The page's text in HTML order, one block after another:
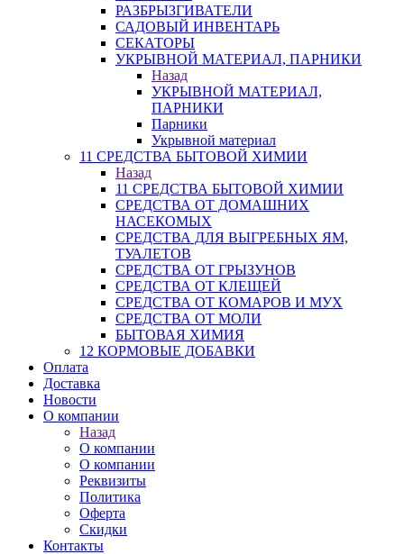
РАЗБРЫЗГИВАТЕЛИ
САДОВЫЙ ИНВЕНТАРЬ
СЕКАТОРЫ
УКРЫВНОЙ МАТЕРИАЛ, ПАРНИКИ
Назад
УКРЫВНОЙ МАТЕРИАЛ,
ПАРНИКИ
Парники
Укрывной материал
11 СРЕДСТВА БЫТОВОЙ ХИМИИ
Назад
11 СРЕДСТВА БЫТОВОЙ ХИМИИ
СРЕДСТВА ОТ ДОМАШНИХ
НАСЕКОМЫХ
СРЕДСТВА ДЛЯ ВЫГРЕБНЫХ ЯМ,
ТУАЛЕТОВ
СРЕДСТВА ОТ ГРЫЗУНОВ
СРЕДСТВА ОТ КЛЕЩЕЙ
СРЕДСТВА ОТ КОМАРОВ И МУХ
СРЕДСТВА ОТ МОЛИ
БЫТОВАЯ ХИМИЯ
12 КОРМОВЫЕ ДОБАВКИ
Оплата
Доставка
Новости
О компании
Назад
О компании
О компании
Реквизиты
Политика
Оферта
Скидки
Контакты